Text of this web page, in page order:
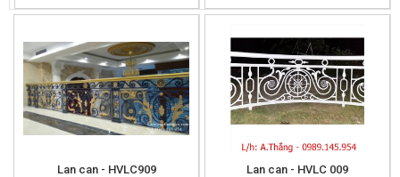
Lan can - HVLC909 Lan can - HVLC 009